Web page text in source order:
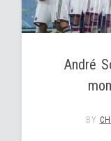
André
BY